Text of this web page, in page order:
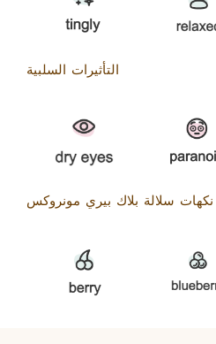
التأثيرات السلبية
نكهات سلالة بلاك بيري مونروكس